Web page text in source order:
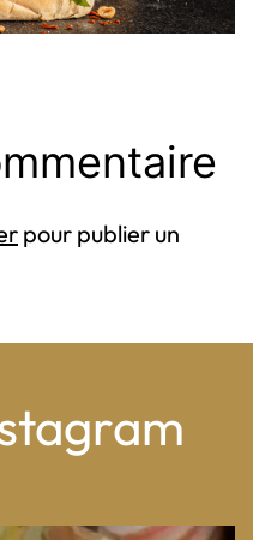
pour publier un